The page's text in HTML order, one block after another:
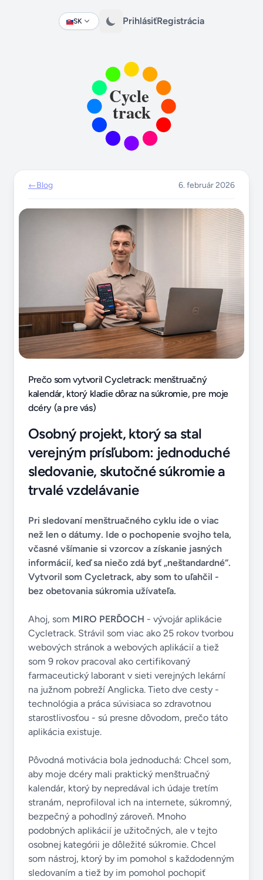
SK
Change language PrihlásiťRegistrácia
←Blog 6. február 2026
Prečo som vytvoril Cycletrack: menštruačný
kalendár, ktorý kladie dôraz na súkromie, pre moje
dcéry (a pre vás)
Osobný projekt, ktorý sa stal
verejným prísľubom: jednoduché
sledovanie, skutočné súkromie a
trvalé vzdelávanie
Pri sledovaní menštruačného cyklu ide o viac
než len o dátumy. Ide o pochopenie svojho tela,
včasné všímanie si vzorcov a získanie jasných
informácií, keď sa niečo zdá byť „neštandardné“.
Vytvoril som Cycletrack, aby som to uľahčil -
bez obetovania súkromia užívateľa.
Ahoj, som MIRO PERĎOCH - vývojár aplikácie
Cycletrack. Strávil som viac ako 25 rokov tvorbou
webových stránok a webových aplikácií a tiež
som 9 rokov pracoval ako certifikovaný
farmaceutický laborant v sieti verejných lekární
na južnom pobreží Anglicka. Tieto dve cesty -
technológia a práca súvisiaca so zdravotnou
starostlivosťou - sú presne dôvodom, prečo táto
aplikácia existuje.
Pôvodná motivácia bola jednoduchá: Chcel som,
aby moje dcéry mali praktický menštruačný
kalendár, ktorý by nepredával ich údaje tretím
stranám, neprofiloval ich na internete, súkromný,
bezpečný a pohodlný zároveň. Mnoho
podobných aplikácií je užitočných, ale v tejto
osobnej kategórii je dôležité súkromie. Chcel
som nástroj, ktorý by im pomohol s každodenným
sledovaním a tiež by im pomohol pochopiť